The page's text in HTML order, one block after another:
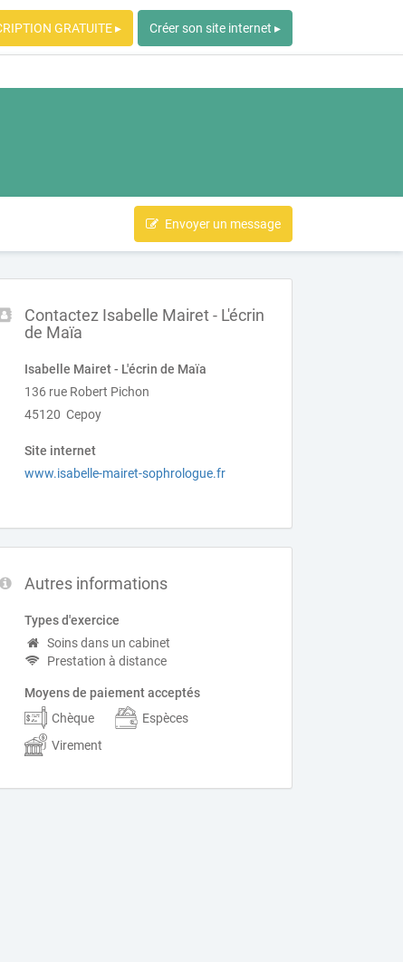
GRATUITE ▸ Créer son site internet ▸
Envoyer un message
Contactez Isabelle Mairet - L'écrin
de Maïa
Isabelle Mairet - L'écrin de Maïa
136 rue Robert Pichon
45120 Cepoy
Site internet
www.isabelle-mairet-sophrologue.fr
Autres informations
Types d'exercice
Soins dans un cabinet
Prestation à distance
Moyens de paiement acceptés
Chèque
Espèces
Virement